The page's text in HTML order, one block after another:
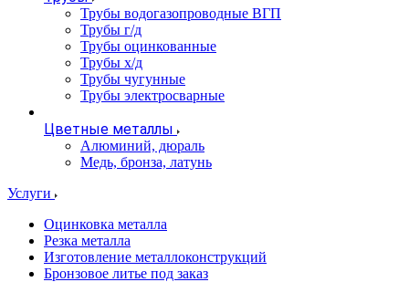
Трубы водогазопроводные ВГП
Трубы г/д
Трубы оцинкованные
Трубы х/д
Трубы чугунные
Трубы электросварные
Цветные металлы
Алюминий, дюраль
Медь, бронза, латунь
Услуги
Оцинковка металла
Резка металла
Изготовление металлоконструкций
Бронзовое литье под заказ